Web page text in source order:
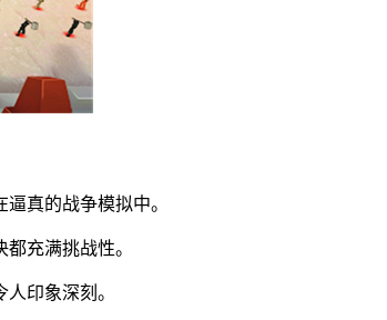
真的战争模拟中。
充满挑战性。
印象深刻。